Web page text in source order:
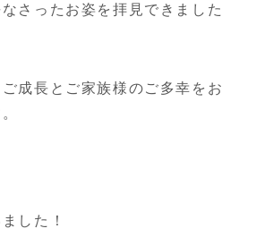
さったお姿を拝見できました
成長とご家族様のご多幸をお
した！